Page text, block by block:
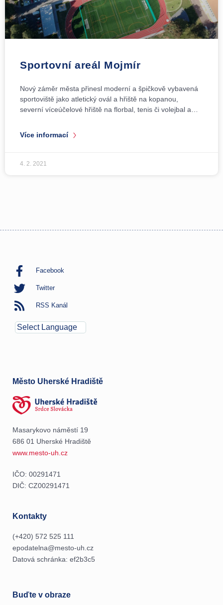
Sportovní areál Mojmír
Nový záměr města přinesl moderní a špičkově vybavená
sportoviště jako atletický ovál a hřiště na kopanou,
severní víceúčelové hřiště na florbal, tenis či volejbal a…
Více informací
4. 2. 2021
Facebook
Twitter
RSS Kanál
Město Uherské Hradiště
Masarykovo náměstí 19
686 01 Uherské Hradiště
www.mesto-uh.cz
IČO: 00291471
DIČ: CZ00291471
Kontakty
(+420) 572 525 111
epodatelna@mesto-uh.cz
Datová schránka: ef2b3c5
Buďte v obraze